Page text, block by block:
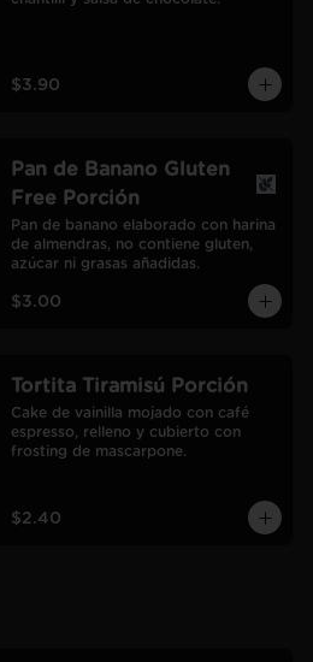
$3.90
Pan de Banano Gluten
Free Porción
Pan de banano elaborado con harina
de almendras, no contiene gluten,
azúcar ni grasas añadidas.
$3.00
Tortita Tiramisú Porción
Cake de vainilla mojado con café
espresso, relleno y cubierto con
frosting de mascarpone.
$2.40